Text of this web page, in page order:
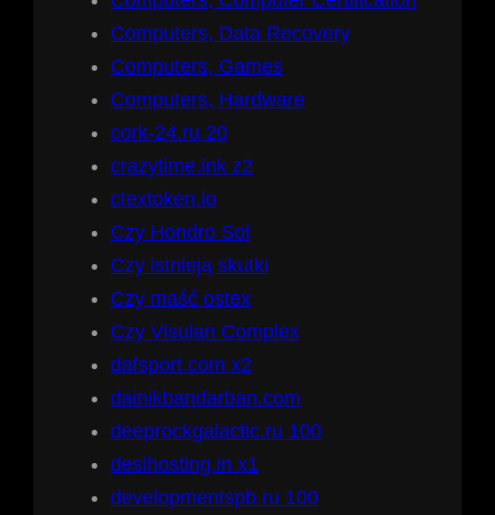
Computers, Data Recovery
Computers, Games
Computers, Hardware
cork-24.ru 20
crazytime.ink z2
ctextoken.io
Czy Hondro Sol
Czy istnieją skutki
Czy maść ostex
Czy Visulan Complex
dafsport.com x2
dainikbandarban.com
deeprockgalactic.ru 100
desihosting.in x1
developmentspb.ru 100